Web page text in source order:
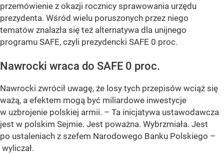
przemówienie z okazji rocznicy sprawowania urzędu
prezydenta. Wśród wielu poruszonych przez niego
tematów znalazła się też alternatywa dla unijnego
programu SAFE, czyli prezydencki SAFE 0 proc.
Nawrocki wraca do SAFE 0 proc.
Nawrocki zwrócił uwagę, że losy tych przepisów wciąż się
ważą, a efektem mogą być miliardowe inwestycje
w uzbrojenie polskiej armii. – Ta inicjatywa ustawodawcza
jest w polskim Sejmie. Jest poważna. Wybrzmiała. Jest
po ustaleniach z szefem Narodowego Banku Polskiego –
wyliczał.